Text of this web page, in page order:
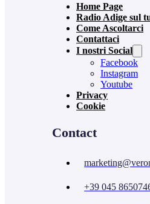
Home Page
Radio Adige sul
Come Ascoltarci
Contattaci
I nostri Social
Facebook
Instagram
Youtube
Privacy
Cookie
Contact
+39 045